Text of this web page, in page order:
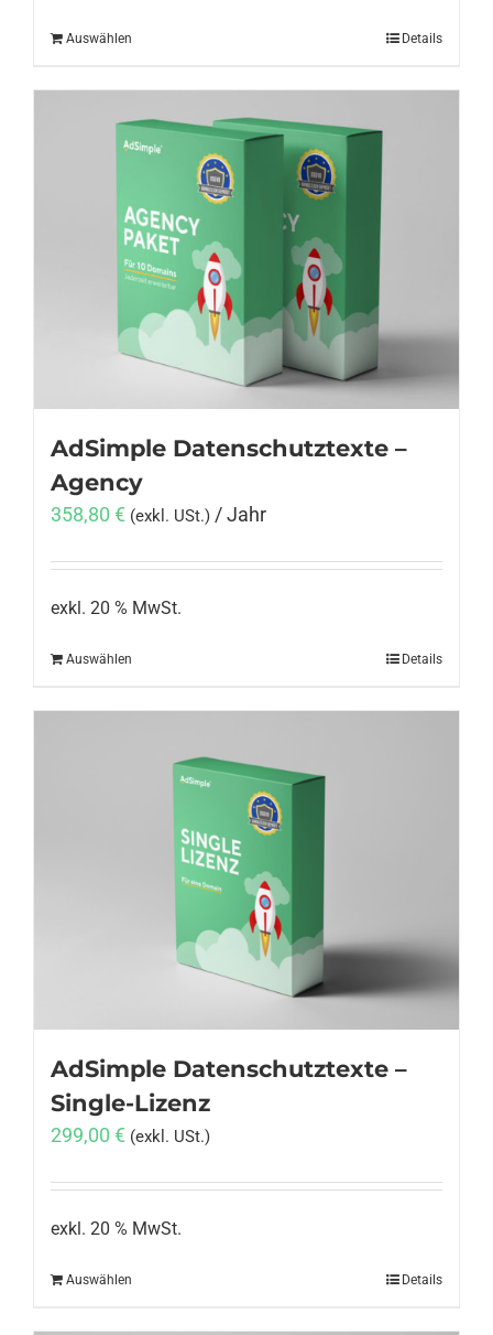
Auswählen Details
AdSimple Datenschutztexte –
Agency
358,80 € (exkl. USt.) / Jahr
exkl. 20 % MwSt.
Auswählen Details
AdSimple Datenschutztexte –
Single-Lizenz
299,00 € (exkl. USt.)
exkl. 20 % MwSt.
Auswählen Details